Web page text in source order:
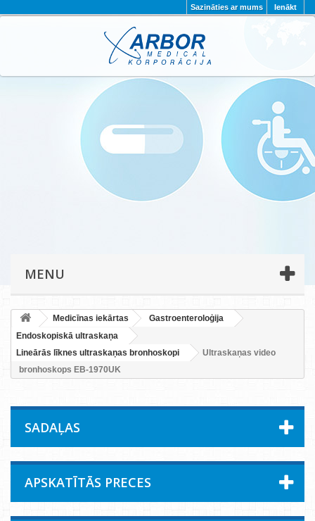
Ienākt
Sazināties ar mums
PAR MUMS PROJEKTI
KONTAKTI
PRIVĀTUMA POLITIKA
MENU
Medicīnas iekārtas
Gastroenteroloģija
Endoskopiskā ultraskaņa
Lineārās līknes ultraskaņas bronhoskopi
Ultraskaņas video
bronhoskops EB-1970UK
SADAĻAS
APSKATĪTĀS PRECES